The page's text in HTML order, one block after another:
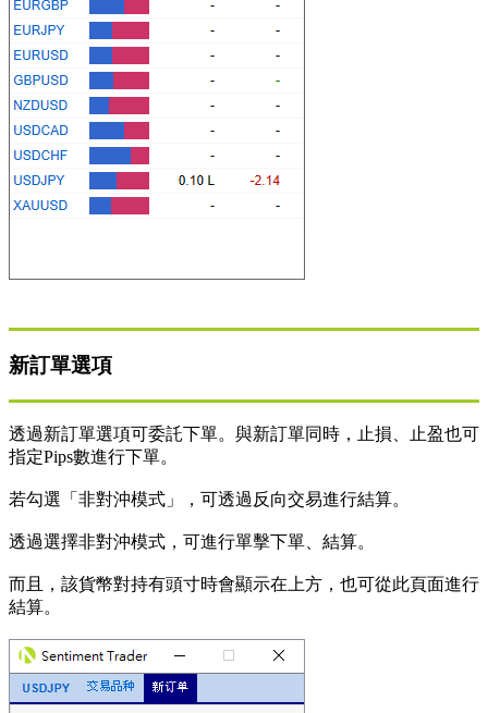
新訂單選項
透過新訂單選項可委託下單。與新訂單同時，止損、止盈也可
指定Pips數進行下單。
若勾選「非對沖模式」，可透過反向交易進行結算。
透過選擇非對沖模式，可進行單擊下單、結算。
而且，該貨幣對持有頭寸時會顯示在上方，也可從此頁面進行
結算。